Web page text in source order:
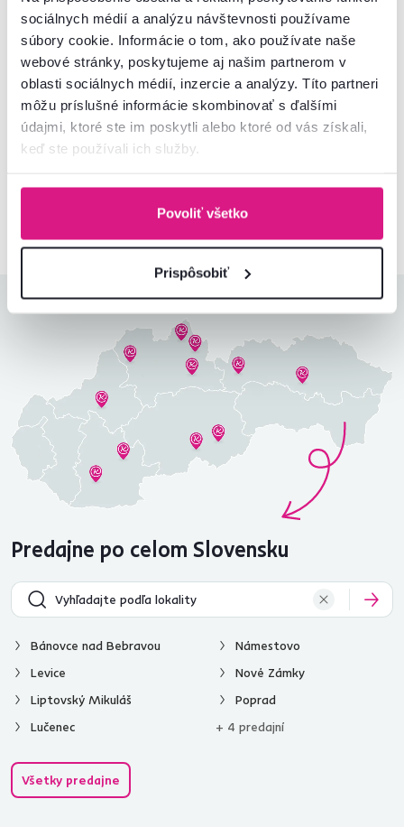
sociálnych médií a analýzu návštevnosti používame
súbory cookie. Informácie o tom, ako používate naše
webové stránky, poskytujeme aj našim partnerom v
oblasti sociálnych médií, inzercie a analýzy. Títo partneri
môžu príslušné informácie skombinovať s ďalšími
údajmi, ktoré ste im poskytli alebo ktoré od vás získali,
keď ste používali ich služby.
Povoliť všetko
Prispôsobiť
Súhlasím s posielaním pravidelného newslettra
na uvedenú adresu.*
Odoberať
Chcete o všetkom vedieť ako prvý? Nastavte si doručovanie našich
e‑mailov tak, aby vám nič neušlo.Návod nájdete tu
Predajne po celom Slovensku
Bánovce nad Bebravou
Levice
Liptovský Mikuláš
Lučenec
Námestovo
Nové Zámky
Poprad
+ 4 predajní
Všetky predajne